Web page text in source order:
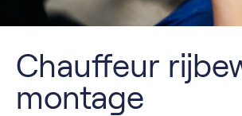
Chauffeur
montage